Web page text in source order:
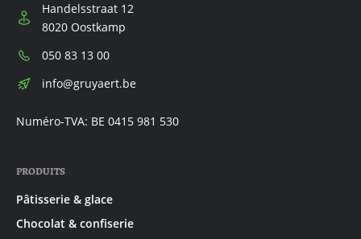
Handelsstraat 12
8020 Oostkamp
Téléphone:
050 83 13 00
E-
info@gruyaert.be
Numéro-TVA: BE 0415 981 530
PRODUITS
Pâtisserie & glace
Chocolat & confiserie